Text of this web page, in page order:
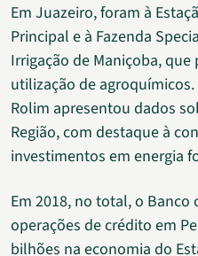
Em Juazeiro, foram à
Principal e à Fazenda
Irrigação de Maniçoba,
utilização de
Rolim apresentou dados
Região, com destaque à
investimentos em energia
Em 2018, no total, o
operações de crédito em
bilhões na economia do